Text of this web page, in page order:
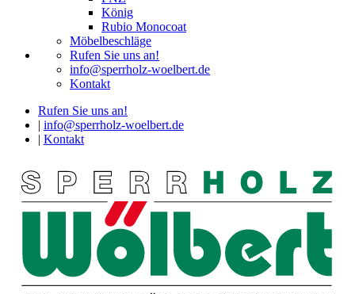
König
Rubio Monocoat
Möbelbeschläge
Rufen Sie uns an!
info@sperrholz-woelbert.de
Kontakt
Rufen Sie uns an!
info@sperrholz-woelbert.de
Kontakt